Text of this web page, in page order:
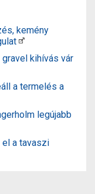
kemény
gravel kihívás vár
a termelés a
legújabb
a tavaszi